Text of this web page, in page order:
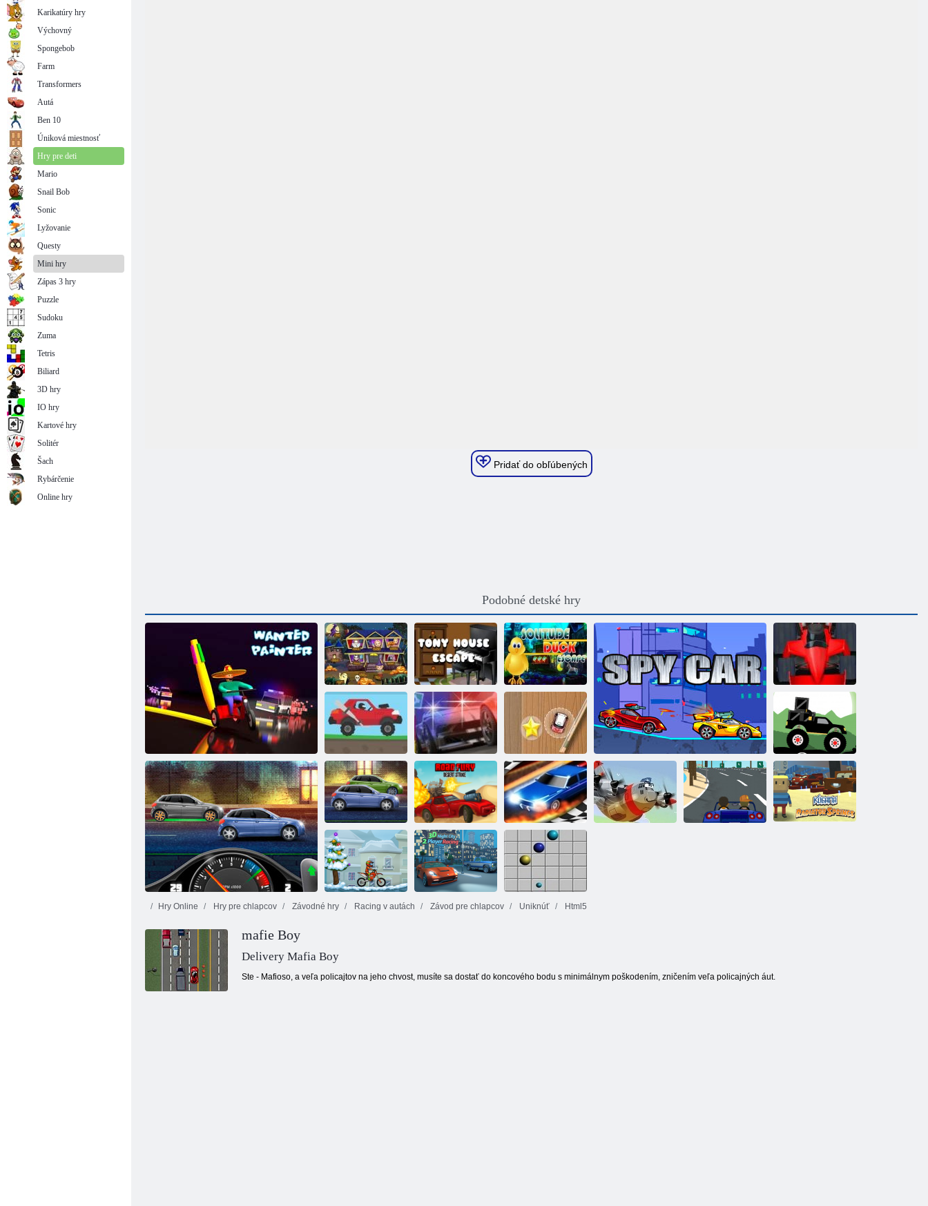
Pridať do obľúbených
Podobné detské hry
Hľadaný umelec
Útek z mystickej
miestnosti
Útek z Tonyho
domu
Osamelá kačica
uniknúť
Vzorec horúčky
Do kopca
Racing 2
Street
obťažovanie
Rush mini-
preteky
Monster Truck:
Les Delivery
Výkonné
motory
Road Fury
Desert
Hry Online Hry pre chlapcov Závodné hry Racing v autách Závod pre chlapcov Uniknúť Html5
mafie Boy
Delivery Mafia Boy
Ste - Mafioso, a veľa policajtov na jeho chvost, musíte sa dostať do koncového bodu s minimálnym poškodením, zničením veľa policajných áut.
Karikatúry hry
Výchovný
Spongebob
Farm
Transformers
Autá
Ben 10
Úniková miestnosť
Hry pre deti
Mario
Snail Bob
Sonic
Lyžovanie
Questy
Mini hry
Zápas 3 hry
Puzzle
Sudoku
Zuma
Tetris
Biliard
3D hry
IO hry
Kartové hry
Solitér
Šach
Rybárčenie
Online hry